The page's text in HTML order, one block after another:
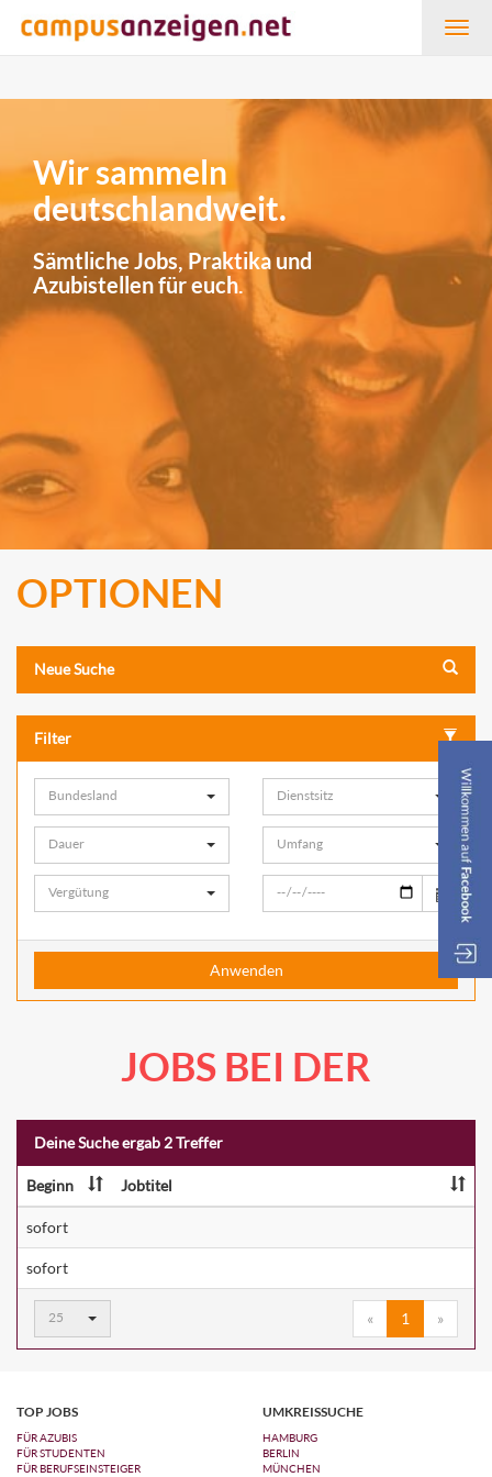
Wir sammeln
deutschlandweit.
Sämtliche Jobs, Praktika und
Azubistellen für euch.
OPTIONEN
Neue Suche
Filter
Bundesland Dienstsitz
Dauer Umfang
Vergütung
Anwenden
JOBS BEI DER
Deine Suche ergab 2 Treffer
Beginn Jobtitel
sofort
sofort
Ergebnisse
Seite:
25 « 1 »
TOP JOBS
FÜR AZUBIS
FÜR STUDENTEN
FÜR BERUFSEINSTEIGER
UMKREISSUCHE
HAMBURG
BERLIN
MÜNCHEN